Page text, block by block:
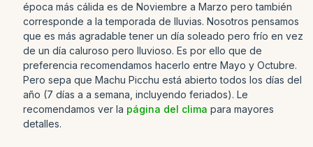
época más cálida es de Noviembre a Marzo pero también
corresponde a la temporada de lluvias. Nosotros pensamos
que es más agradable tener un día soleado pero frío en vez
de un día caluroso pero lluvioso. Es por ello que de
preferencia recomendamos hacerlo entre Mayo y Octubre.
Pero sepa que Machu Picchu está abierto todos los días del
año (7 días a a semana, incluyendo feriados). Le
recomendamos ver la página del clima para mayores
detalles.